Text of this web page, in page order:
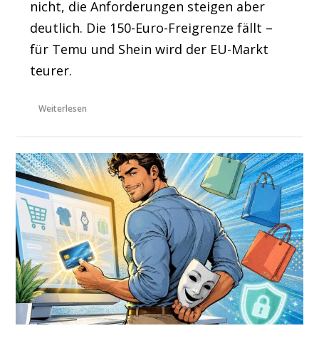
nicht, die Anforderungen steigen aber
deutlich. Die 150-Euro-Freigrenze fällt –
für Temu und Shein wird der EU-Markt
teurer.
Weiterlesen